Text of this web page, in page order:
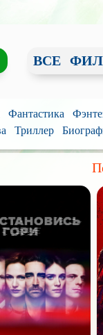
ВСЕ
Фантастика
Триллер